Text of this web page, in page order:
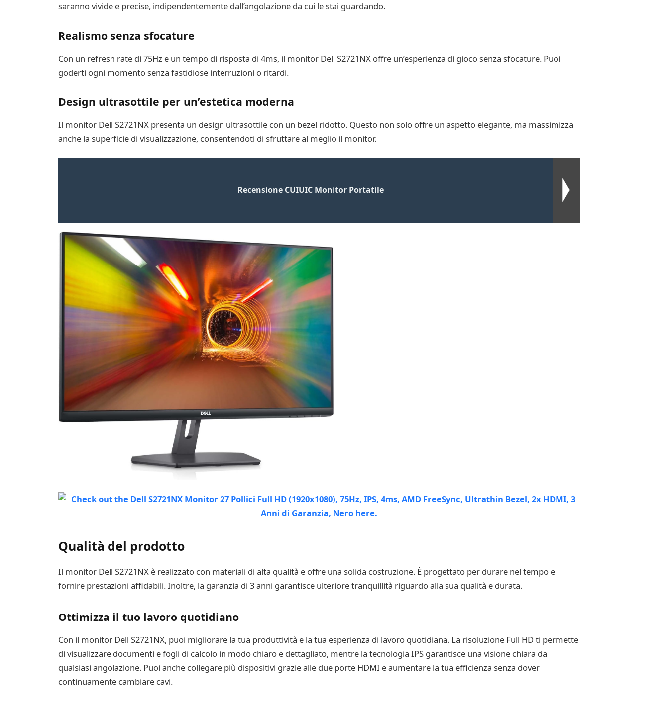
saranno vivide e precise, indipendentemente dall’angolazione da cui le stai guardando.
Realismo senza sfocature
Con un refresh rate di 75Hz e un tempo di risposta di 4ms, il monitor Dell S2721NX offre un’esperienza di gioco senza sfocature. Puoi
goderti ogni momento senza fastidiose interruzioni o ritardi.
Design ultrasottile per un’estetica moderna
Il monitor Dell S2721NX presenta un design ultrasottile con un bezel ridotto. Questo non solo offre un aspetto elegante, ma massimizza
anche la superficie di visualizzazione, consentendoti di sfruttare al meglio il monitor.
Recensione CUIUIC Monitor Portatile
Qualità del prodotto
Il monitor Dell S2721NX è realizzato con materiali di alta qualità e offre una solida costruzione. È progettato per durare nel tempo e
fornire prestazioni affidabili. Inoltre, la garanzia di 3 anni garantisce ulteriore tranquillità riguardo alla sua qualità e durata.
Ottimizza il tuo lavoro quotidiano
Con il monitor Dell S2721NX, puoi migliorare la tua produttività e la tua esperienza di lavoro quotidiana. La risoluzione Full HD ti permette
di visualizzare documenti e fogli di calcolo in modo chiaro e dettagliato, mentre la tecnologia IPS garantisce una visione chiara da
qualsiasi angolazione. Puoi anche collegare più dispositivi grazie alle due porte HDMI e aumentare la tua efficienza senza dover
continuamente cambiare cavi.